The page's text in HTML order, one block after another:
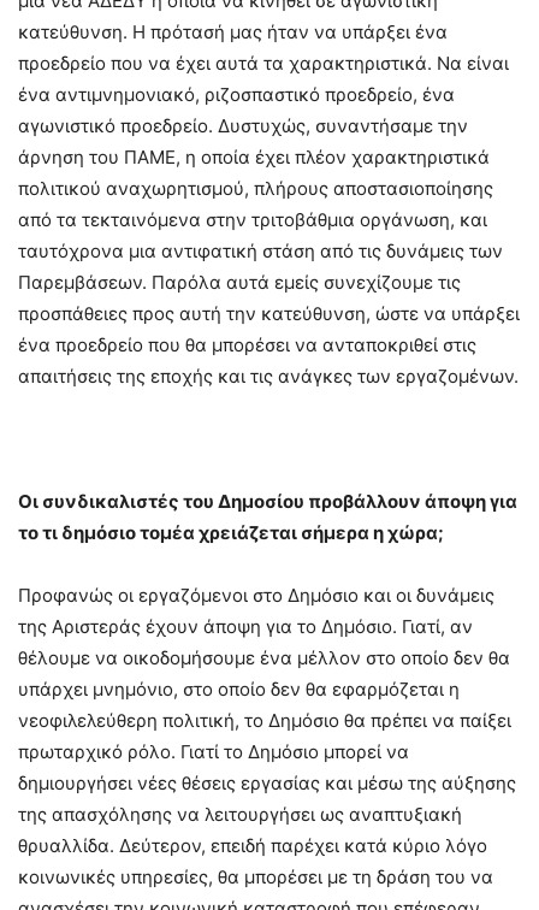
κατεύθυνση. Η πρότασή μας ήταν να υπάρξει ένα
προεδρείο που να έχει αυτά τα χαρακτηριστικά. Να είναι
ένα αντιμνημονιακό, ριζοσπαστικό προεδρείο, ένα
αγωνιστικό προεδρείο. Δυστυχώς, συναντήσαμε την
άρνηση του ΠΑΜΕ, η οποία έχει πλέον χαρακτηριστικά
πολιτικού αναχωρητισμού, πλήρους αποστασιοποίησης
από τα τεκταινόμενα στην τριτοβάθμια οργάνωση, και
ταυτόχρονα μια αντιφατική στάση από τις δυνάμεις των
Παρεμβάσεων. Παρόλα αυτά εμείς συνεχίζουμε τις
προσπάθειες προς αυτή την κατεύθυνση, ώστε να υπάρξει
ένα προεδρείο που θα μπορέσει να ανταποκριθεί στις
απαιτήσεις της εποχής και τις ανάγκες των εργαζομένων.
Οι συνδικαλιστές του Δημοσίου προβάλλουν άποψη για
το τι δημόσιο τομέα χρειάζεται σήμερα η χώρα;
Προφανώς οι εργαζόμενοι στο Δημόσιο και οι δυνάμεις
της Αριστεράς έχουν άποψη για το Δημόσιο. Γιατί, αν
θέλουμε να οικοδομήσουμε ένα μέλλον στο οποίο δεν θα
υπάρχει μνημόνιο, στο οποίο δεν θα εφαρμόζεται η
νεοφιλελεύθερη πολιτική, το Δημόσιο θα πρέπει να παίξει
πρωταρχικό ρόλο. Γιατί το Δημόσιο μπορεί να
δημιουργήσει νέες θέσεις εργασίας και μέσω της αύξησης
της απασχόλησης να λειτουργήσει ως αναπτυξιακή
θρυαλλίδα. Δεύτερον, επειδή παρέχει κατά κύριο λόγο
κοινωνικές υπηρεσίες, θα μπορέσει με τη δράση του να